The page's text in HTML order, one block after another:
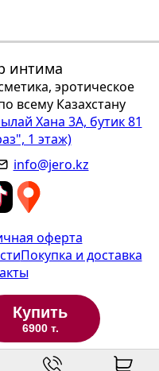
Купить
6900 т.
интима
эротическое
всему Казахстану
Хана 3А, бутик 81
1 этаж)
info@jero.kz
оферта
Покупка и доставка